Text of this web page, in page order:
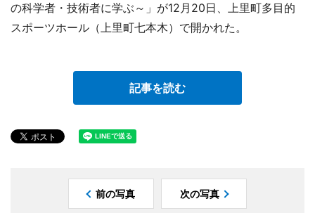
の科学者・技術者に学ぶ～」が12月20日、上里町多目的
スポーツホール（上里町七本木）で開かれた。
記事を読む
前の写真 次の写真